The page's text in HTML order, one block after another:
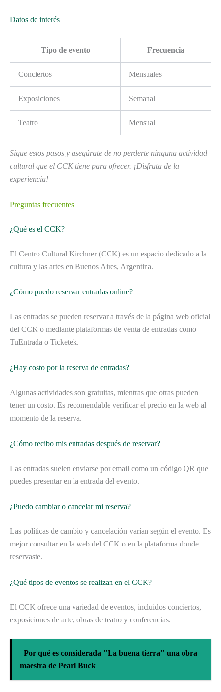
Datos de interés
Tipo de evento Frecuencia
Conciertos Mensuales
Exposiciones Semanal
Teatro Mensual
Sigue estos pasos y asegúrate de no perderte ninguna actividad
cultural que el CCK tiene para ofrecer. ¡Disfruta de la
experiencia!
Preguntas frecuentes
¿Qué es el CCK?
El Centro Cultural Kirchner (CCK) es un espacio dedicado a la
cultura y las artes en Buenos Aires, Argentina.
¿Cómo puedo reservar entradas online?
Las entradas se pueden reservar a través de la página web oficial
del CCK o mediante plataformas de venta de entradas como
TuEntrada o Ticketek.
¿Hay costo por la reserva de entradas?
Algunas actividades son gratuitas, mientras que otras pueden
tener un costo. Es recomendable verificar el precio en la web al
momento de la reserva.
¿Cómo recibo mis entradas después de reservar?
Las entradas suelen enviarse por email como un código QR que
puedes presentar en la entrada del evento.
¿Puedo cambiar o cancelar mi reserva?
Las políticas de cambio y cancelación varían según el evento. Es
mejor consultar en la web del CCK o en la plataforma donde
reservaste.
¿Qué tipos de eventos se realizan en el CCK?
El CCK ofrece una variedad de eventos, incluidos conciertos,
exposiciones de arte, obras de teatro y conferencias.
Por qué es considerada "La buena tierra" una obra
maestra de Pearl Buck